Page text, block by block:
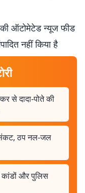
ऑटोमेटेड न्यूज फीड
नहीं किया है
से दादा-पोते की
संकट, ठप नल-जल
कांडों और पुलिस